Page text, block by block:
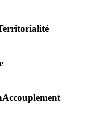
Accouplement